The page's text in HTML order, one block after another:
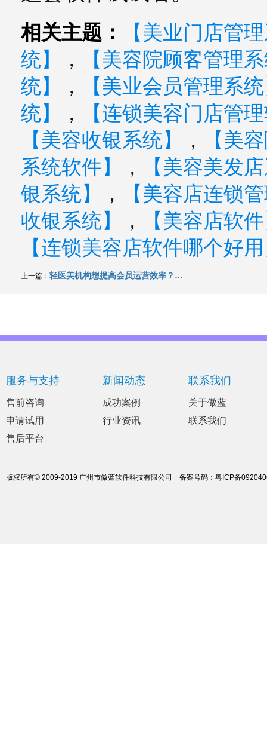
相关主题：
【美业门店管
统】
，
【美容院顾客管理
统】
，
【美业会员管理系
统】
，
【连锁美容门店管
【美容收银系统】
，
【美
系统软件】
，
【美容美发
银系统】
，
【美容店连锁
收银系统】
，
【美容店软
【连锁美容店软件哪个好
上一篇： 轻医美机构想提高会员运营效率？这套软件思路你得看看
服务与支持
售前咨询
申请试用
售后平台
新闻动态
成功案例
行业资讯
联系我们
关于傲蓝
联系我们
版权所有© 2009-2019 广州市傲蓝软件科技有限公司 备案号码： 粤ICP备